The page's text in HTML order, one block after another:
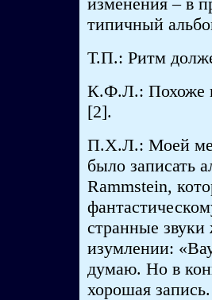
типичный
Т.П.: Ритм
К.Ф.Л.: Похоже
[2].
П.Х.Л.: Моей
было записать
Rammstein,
странные
изумлении:
думаю. Но в
хорошая запись.